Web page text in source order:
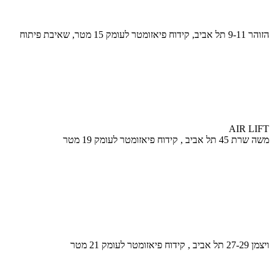
הזוהר 9-11 תל אביב, קידוח פיאזומטר לעומק 15 מטר, שאיבת פיתוח
AIR LIFT
משה שרת 45 תל אביב , קידוח פיאזומטר לעומק 19 מטר
ויצמן 27-29 תל אביב , קידוח פיאזומטר לעומק 21 מטר